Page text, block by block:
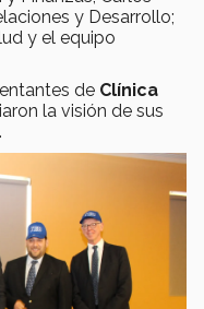
y Desarrollo;
y el equipo
de Clínica
la visión de sus